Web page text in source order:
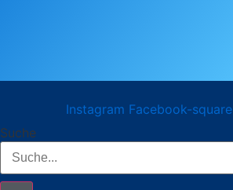
Instagram Facebook-square
Suche